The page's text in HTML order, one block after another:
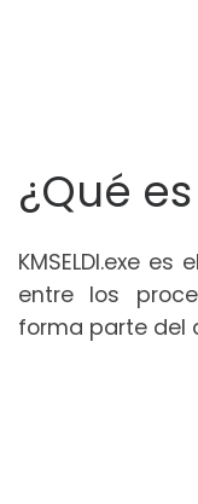
¿Qué es
KMSELDI.exe
entre los
forma parte del